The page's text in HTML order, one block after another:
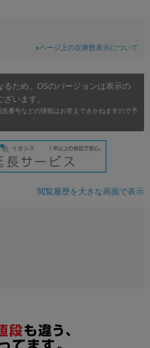
※ページ上の在庫数表示について
るため、OSのバージョンは表示の
います。
番号などの情報はお答えできかねますので予
閲覧履歴を大きな画面で表示
円
ます。